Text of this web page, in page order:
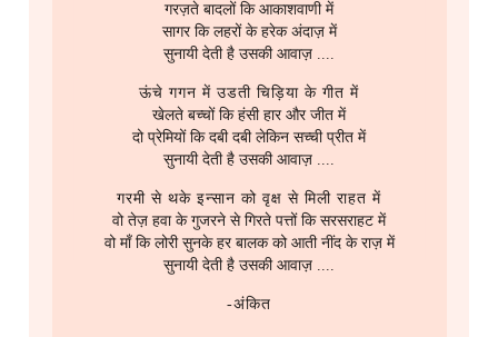
गरज़ते बादलों कि आकाशवाणी में
सागर कि लहरों के हरेक अंदाज़ में
सुनायी देती है उसकी आवाज़ ....
ऊंचे गगन में उडती चिड़िया के गीत में
खेलते बच्चों कि हंसी हार और जीत में
दो प्रेमियों कि दबी दबी लेकिन सच्ची प्रीत में
सुनायी देती है उसकी आवाज़ ....
गरमी से थके इन्सान को वृक्ष से मिली राहत में
वो तेज़ हवा के गुजरने से गिरते पत्तों कि सरसराहट में
वो माँ कि लोरी सुनके हर बालक को आती नींद के राज़ में
सुनायी देती है उसकी आवाज़ ....
-अंकित